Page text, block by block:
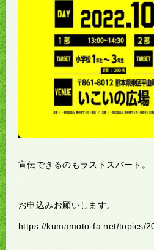
宣伝できるのもラストスパート。
お申込みお願いします。
https://kumamoto-fa.net/topics/